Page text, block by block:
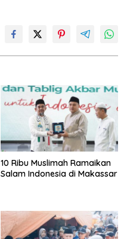
10 Ribu Muslimah Ramaikan
Salam Indonesia di Makassar